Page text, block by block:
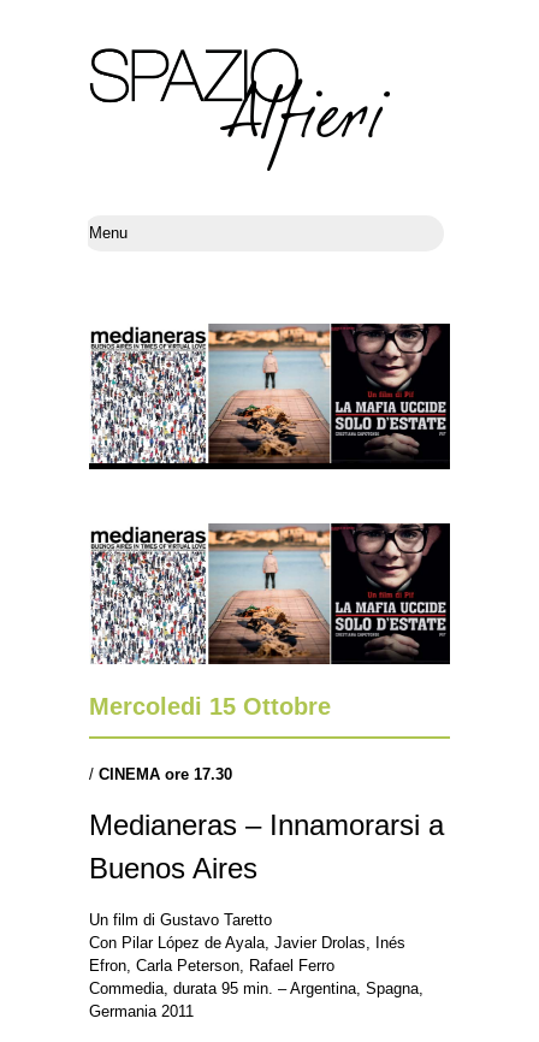
Mercoledi 15 Ottobre
/ CINEMA ore 17.30
Medianeras – Innamorarsi a
Buenos Aires
Un film di Gustavo Taretto
Con Pilar López de Ayala, Javier Drolas, Inés
Efron, Carla Peterson, Rafael Ferro
Commedia, durata 95 min. – Argentina, Spagna,
Germania 2011